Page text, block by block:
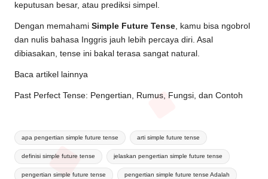
keputusan besar, atau prediksi simpel.
Dengan memahami Simple Future Tense, kamu bisa ngobrol
dan nulis bahasa Inggris jauh lebih percaya diri. Asal
dibiasakan, tense ini bakal terasa sangat natural.
Baca artikel lainnya
Past Perfect Tense: Pengertian, Rumus, Fungsi, dan Contoh
apa pengertian simple future tense arti simple future tense
definisi simple future tense jelaskan pengertian simple future tense
pengertian simple future tense pengertian simple future tense Adalah